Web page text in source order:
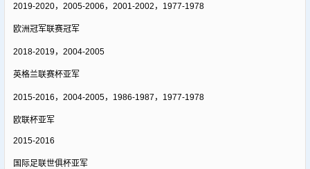
2019-2020，2005-2006，2001-2002，1977-1978
欧洲冠军联赛冠军
2018-2019，2004-2005
英格兰联赛杯亚军
2015-2016，2004-2005，1986-1987，1977-1978
欧联杯亚军
2015-2016
国际足联世俱杯亚军